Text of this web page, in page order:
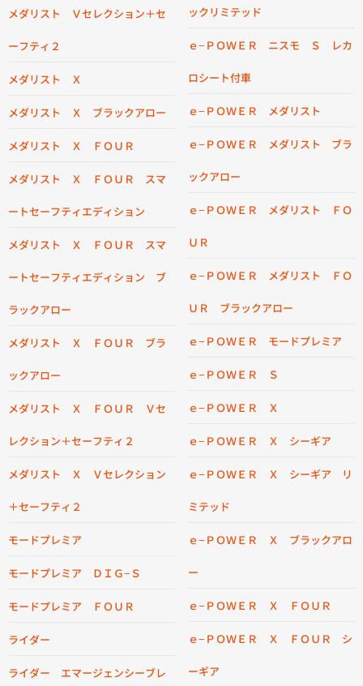
メダリスト Ｖセレクション＋セ
ーフティ２
メダリスト Ｘ
メダリスト Ｘ ブラックアロー
メダリスト Ｘ ＦＯＵＲ
メダリスト Ｘ ＦＯＵＲ スマ
ートセーフティエディション
メダリスト Ｘ ＦＯＵＲ スマ
ートセーフティエディション ブ
ラックアロー
メダリスト Ｘ ＦＯＵＲ ブラ
ックアロー
メダリスト Ｘ ＦＯＵＲ Ｖセ
レクション＋セーフティ２
メダリスト Ｘ Ｖセレクション
＋セーフティ２
モードプレミア
モードプレミア ＤＩＧ−Ｓ
モードプレミア ＦＯＵＲ
ライダー
ライダー エマージェンシーブレ
ックリミテッド
ｅ−ＰＯＷＥＲ ニスモ Ｓ レカ
ロシート付車
ｅ−ＰＯＷＥＲ メダリスト
ｅ−ＰＯＷＥＲ メダリスト ブラ
ックアロー
ｅ−ＰＯＷＥＲ メダリスト ＦＯ
ＵＲ
ｅ−ＰＯＷＥＲ メダリスト ＦＯ
ＵＲ ブラックアロー
ｅ−ＰＯＷＥＲ モードプレミア
ｅ−ＰＯＷＥＲ Ｓ
ｅ−ＰＯＷＥＲ Ｘ
ｅ−ＰＯＷＥＲ Ｘ シーギア
ｅ−ＰＯＷＥＲ Ｘ シーギア リ
ミテッド
ｅ−ＰＯＷＥＲ Ｘ ブラックアロ
ー
ｅ−ＰＯＷＥＲ Ｘ ＦＯＵＲ
ｅ−ＰＯＷＥＲ Ｘ ＦＯＵＲ シ
ーギア